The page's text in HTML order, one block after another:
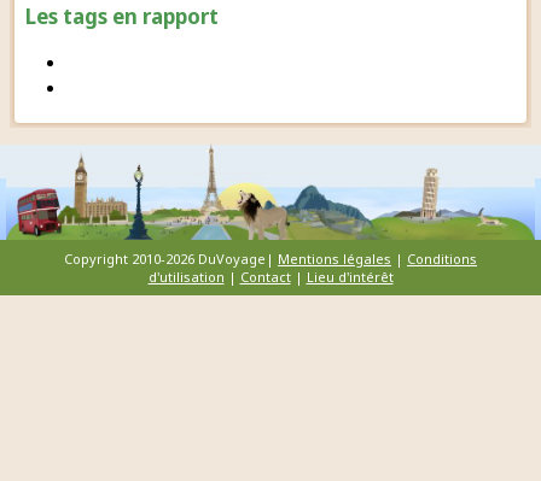
Les tags en rapport
Copyright 2010-2026 DuVoyage| Mentions légales | Conditions
d'utilisation | Contact| Lieu d'intérêt